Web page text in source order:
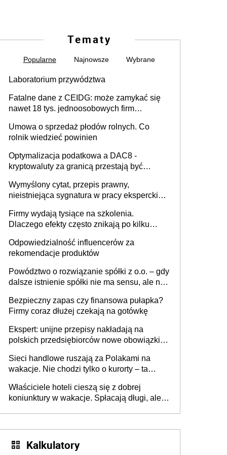
Tematy
Popularne Najnowsze Wybrane
Laboratorium przywództwa
Fatalne dane z CEIDG: może zamykać się
nawet 18 tys. jednoosobowych firm
Umowa o sprzedaż płodów rolnych. Co
rolnik wiedzieć powinien
Optymalizacja podatkowa a DAC8 -
kryptowaluty za granicą przestają być
Wymyślony cytat, przepis prawny,
nieistniejąca sygnatura w pracy eksperckiej -
firmie
Firmy wydają tysiące na szkolenia.
Dlaczego efekty często znikają po kilku
Odpowiedzialność influencerów za
rekomendacje produktów
Powództwo o rozwiązanie spółki z o.o. – gdy
dalsze istnienie spółki nie ma sensu, ale nie
Bezpieczny zapas czy finansowa pułapka?
Firmy coraz dłużej czekają na gotówkę
Ekspert: unijne przepisy nakładają na
polskich przedsiębiorców nowe obowiązki w
Sieci handlowe ruszają za Polakami na
wakacje. Nie chodzi tylko o kurorty – ta
tam, gdzie wielu spędzi urlop po cichu
Właściciele hoteli cieszą się z dobrej
koniunktury w wakacje. Spłacają długi, ale
Kalkulatory